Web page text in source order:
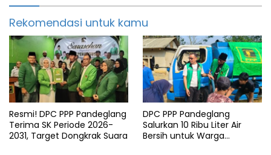
Rekomendasi untuk kamu
Resmi! DPC PPP Pandeglang
Terima SK Periode 2026-
2031, Target Dongkrak Suara
DPC PPP Pandeglang
Salurkan 10 Ribu Liter Air
Bersih untuk Warga